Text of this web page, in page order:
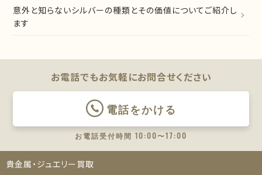
意外と知らないシルバーの種類とその価値についてご紹介し
ます
お電話でもお気軽にお問合せください
電話をかける
お電話受付時間 10:00〜17:00
貴金属・ジュエリー買取